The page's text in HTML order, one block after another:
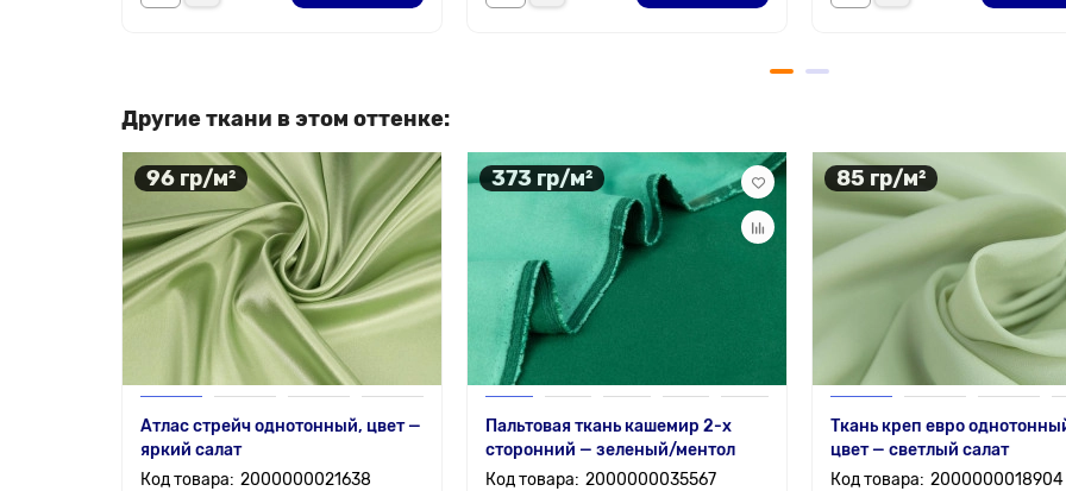
Другие ткани в этом оттенке:
96 гр/м²
Атлас стрейч однотонный, цвет —
яркий салат
2000000021638
373 гр/м²
Пальтовая ткань кашемир 2-х
сторонний — зеленый/ментол
2000000035567
85 гр/м²
Ткань креп евро
цвет — светлый салат
2000000018904